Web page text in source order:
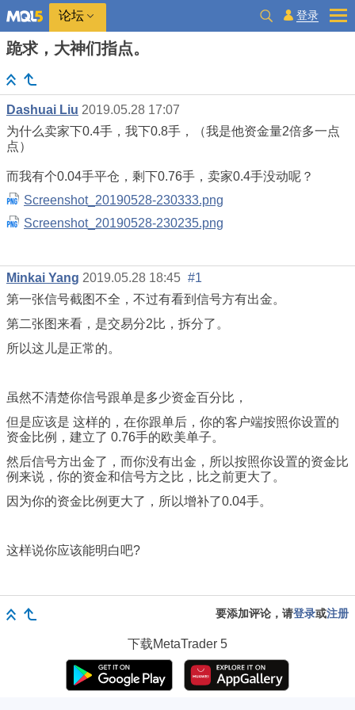
论坛 登录
跪求，大神们指点。
Dashuai Liu 2019.05.28 17:07
为什么卖家下0.4手，我下0.8手，（我是他资金量2倍多一点
点）
而我有个0.04手平仓，剩下0.76手，卖家0.4手没动呢？
Screenshot_20190528-230333.png
Screenshot_20190528-230235.png
Minkai Yang 2019.05.28 18:45 #1
第一张信号截图不全，不过有看到信号方有出金。
第二张图来看，是交易分2比，拆分了。
所以这儿是正常的。
虽然不清楚你信号跟单是多少资金百分比，
但是应该是 这样的，在你跟单后，你的客户端按照你设置的
资金比例，建立了 0.76手的欧美单子。
然后信号方出金了，而你没有出金，所以按照你设置的资金比
例来说，你的资金和信号方之比，比之前更大了。
因为你的资金比例更大了，所以增补了0.04手。
这样说你应该能明白吧?
要添加评论，请登录或注册
下载MetaTrader 5